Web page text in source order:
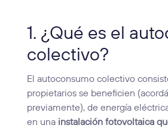
1. ¿Qué es el
colectivo?
El autoconsumo colectivo
propietarios se beneficien
previamente), de energía
en unainstalación fotovoltaica